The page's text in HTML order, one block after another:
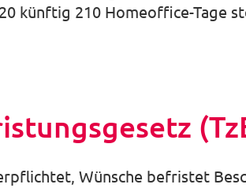
künftig 210 Homeoffice-Tage
Wünsche befristet